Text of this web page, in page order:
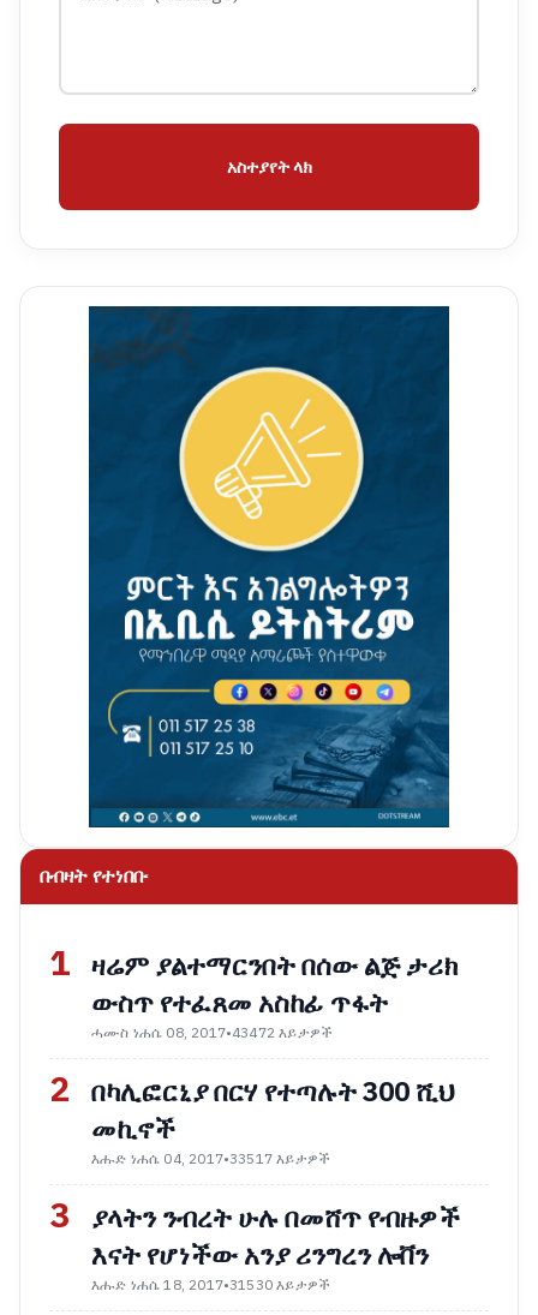
አስተያየት ላክ
በብዛት የተነበቡ
1 ዛሬም ያልተማርንበት በሰው ልጅ ታሪክ
ውስጥ የተፈጸመ አስከፊ ጥፋት
ሓሙስ ነሐሴ 08, 2017•43472 እይታዎች
2 በካሊፎርኒያ በርሃ የተጣሉት 300 ሺህ
መኪኖች
እሑድ ነሐሴ 04, 2017•33517 እይታዎች
3
ያላትን ንብረት ሁሉ በመሸጥ የብዙዎች
እናት የሆነችው አንያ ሪንግረን ሎቨን
እሑድ ነሐሴ 18, 2017•31530 እይታዎች